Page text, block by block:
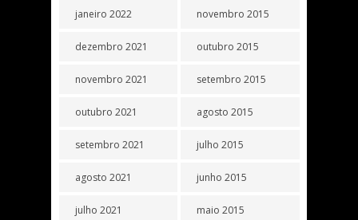
janeiro 2022
dezembro 2021
novembro 2021
outubro 2021
setembro 2021
agosto 2021
julho 2021
novembro 2015
outubro 2015
setembro 2015
agosto 2015
julho 2015
junho 2015
maio 2015